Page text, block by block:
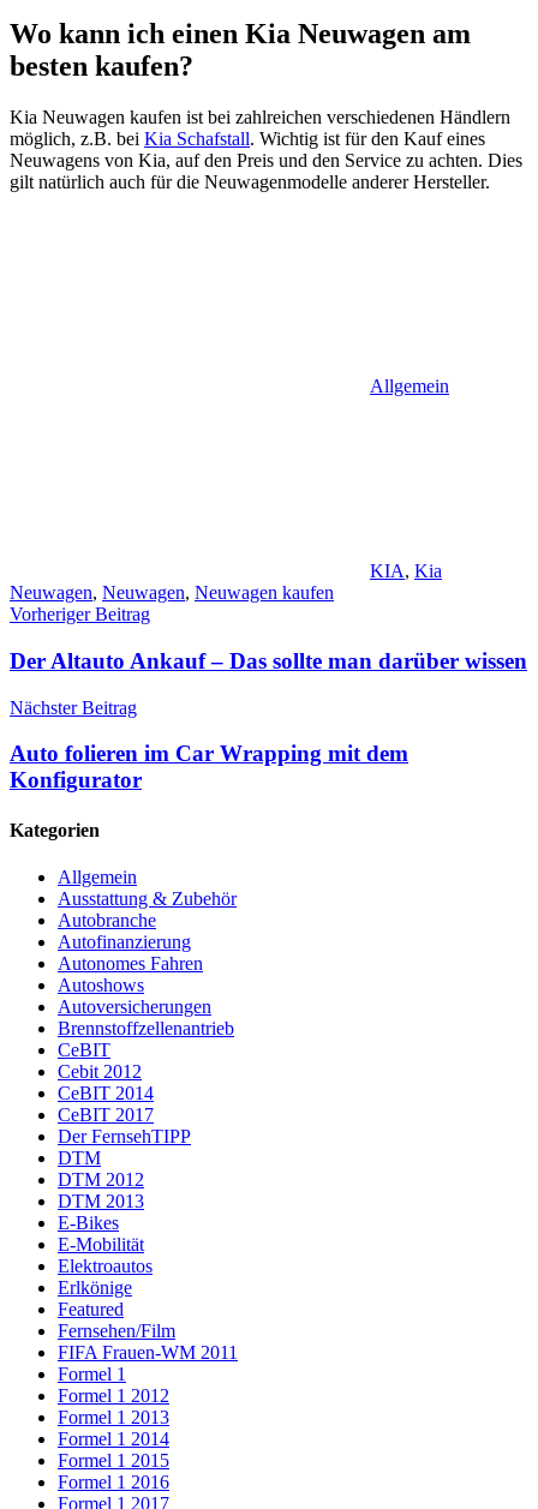
Wo kann ich einen Kia Neuwagen am
besten kaufen?
Kia Neuwagen kaufen ist bei zahlreichen verschiedenen Händlern
möglich, z.B. bei Kia Schafstall. Wichtig ist für den Kauf eines
Neuwagens von Kia, auf den Preis und den Service zu achten. Dies
gilt natürlich auch für die Neuwagenmodelle anderer Hersteller.
Allgemein
KIA, Kia
Neuwagen, Neuwagen, Neuwagen kaufen
Beitragsnavigation
Vorheriger Beitrag
Der Altauto Ankauf – Das sollte man darüber wissen
Nächster Beitrag
Auto folieren im Car Wrapping mit dem
Konfigurator
Kategorien
Allgemein
Ausstattung & Zubehör
Autobranche
Autofinanzierung
Autonomes Fahren
Autoshows
Autoversicherungen
Brennstoffzellenantrieb
CeBIT
Cebit 2012
CeBIT 2014
CeBIT 2017
Der FernsehTIPP
DTM
DTM 2012
DTM 2013
E-Bikes
E-Mobilität
Elektroautos
Erlkönige
Featured
Fernsehen/Film
FIFA Frauen-WM 2011
Formel 1
Formel 1 2012
Formel 1 2013
Formel 1 2014
Formel 1 2015
Formel 1 2016
Formel 1 2017